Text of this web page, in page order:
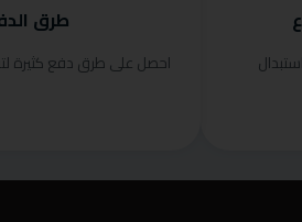
طرق
احصل على طرق دفع كثيرة